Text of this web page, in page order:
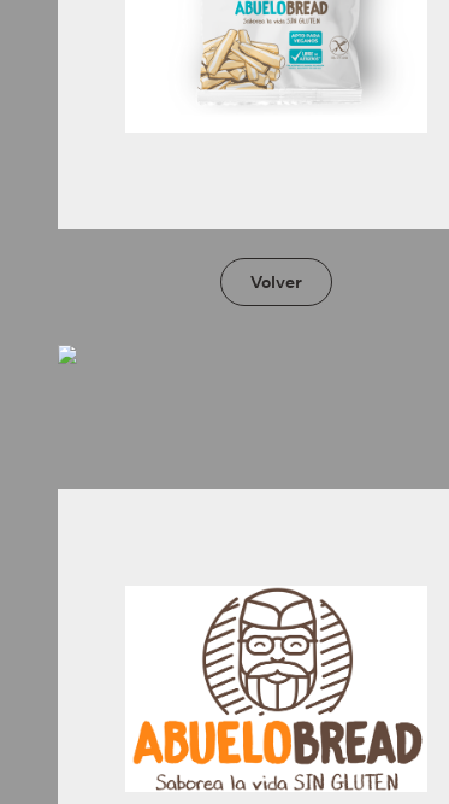
Sala de prensa
Contactar
Volver